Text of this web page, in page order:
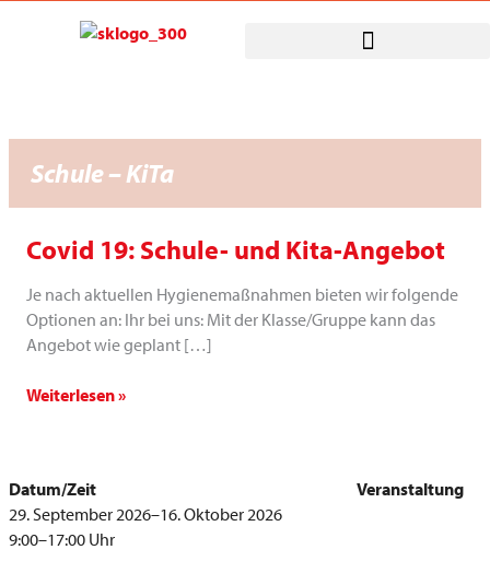
Schule – KiTa
Covid 19: Schule- und Kita-Angebot
Je nach aktuellen Hygienemaßnahmen bieten wir folgende
Optionen an: Ihr bei uns: Mit der Klasse/Gruppe kann das
Angebot wie geplant […]
Covid
Schule-
und
Kita-
Weiterlesen »
Datum/Zeit
Veranstaltung
29. September 2026–16. Oktober 2026
9:00–17:00 Uhr